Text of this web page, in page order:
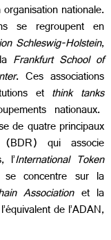
nationale.
se regroupent en
Schleswig-Holstein,
Frankfurt School of
. Ces associations
et think tanks
nationaux.
de quatre principaux
qui associe
l’International Token
concentre sur la
Associationet la
de l’ADAN,